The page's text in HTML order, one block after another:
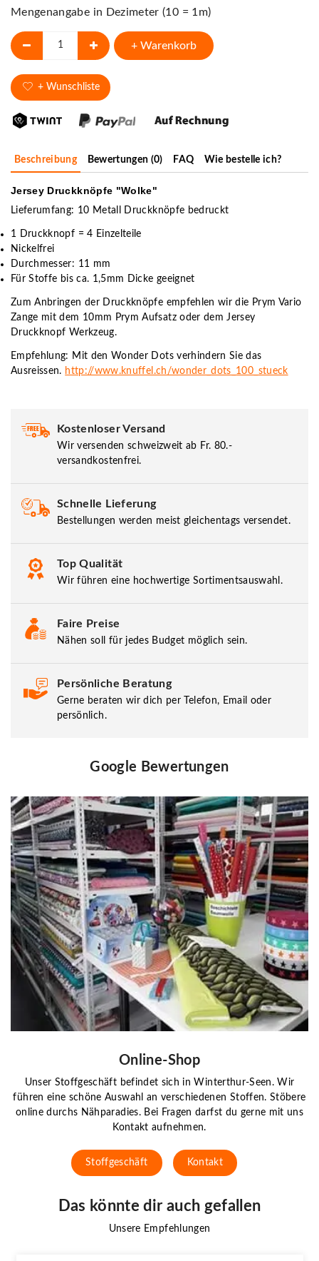
Mengenangabe in Dezimeter (10 = 1m)
+ Warenkorb
+ Wunschliste
Beschreibung Bewertungen (0) FAQ Wie bestelle ich?
Jersey Druckknöpfe "Wolke"
Lieferumfang: 10 Metall Druckknöpfe bedruckt
1 Druckknopf = 4 Einzelteile
Nickelfrei
Durchmesser: 11 mm
Für Stoffe bis ca. 1,5mm Dicke geeignet
Zum Anbringen der Druckknöpfe empfehlen wir die Prym Vario
Zange mit dem 10mm Prym Aufsatz oder dem Jersey
Druckknopf Werkzeug.
Empfehlung: Mit den Wonder Dots verhindern Sie das
Ausreissen. http://www.knuffel.ch/wonder_dots_100_stueck
Kostenloser Versand
Wir versenden schweizweit ab Fr. 80.-
versandkostenfrei.
Schnelle Lieferung
Bestellungen werden meist gleichentags versendet.
Top Qualität
Wir führen eine hochwertige Sortimentsauswahl.
Faire Preise
Nähen soll für jedes Budget möglich sein.
Persönliche Beratung
Gerne beraten wir dich per Telefon, Email oder
persönlich.
Google Bewertungen
Online-Shop
Unser Stoffgeschäft befindet sich in Winterthur-Seen. Wir
führen eine schöne Auswahl an verschiedenen Stoffen. Stöbere
online durchs Nähparadies. Bei Fragen darfst du gerne mit uns
Kontakt aufnehmen.
Stoffgeschäft Kontakt
Das könnte dir auch gefallen
Unsere Empfehlungen